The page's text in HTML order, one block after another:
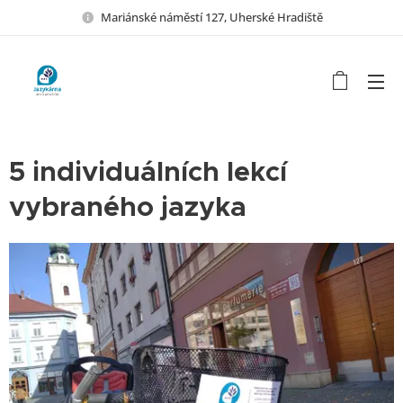
Mariánské náměstí 127, Uherské Hradiště
5 individuálních lekcí
vybraného jazyka